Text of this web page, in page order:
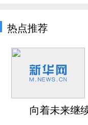
热点推荐
向着未来继